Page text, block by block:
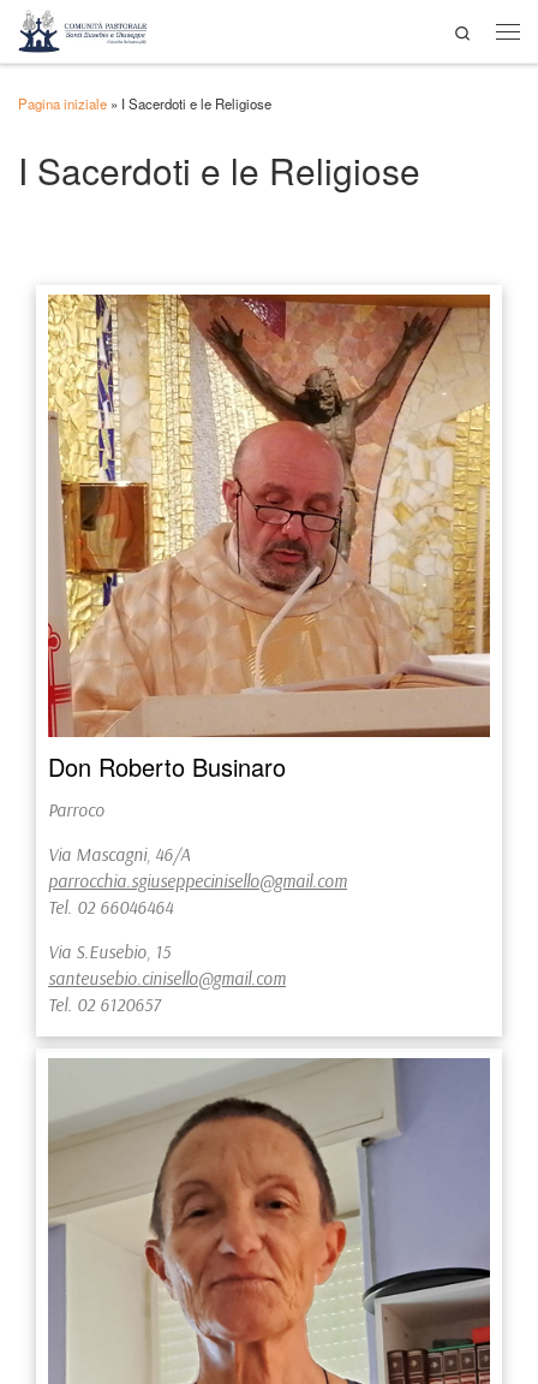
Passa al contenuto
Search
Pagina iniziale » I Sacerdoti e le Religiose
I Sacerdoti e le Religiose
Don Roberto Businaro
Parroco
Via Mascagni, 46/A
parrocchia.sgiuseppecinisello@gmail.com
Tel. 02 66046464
Via S.Eusebio, 15
santeusebio.cinisello@gmail.com
Tel. 02 6120657